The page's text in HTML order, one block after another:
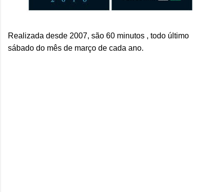
Realizada desde 2007, são 60 minutos , todo último
sábado do mês de março de cada ano.